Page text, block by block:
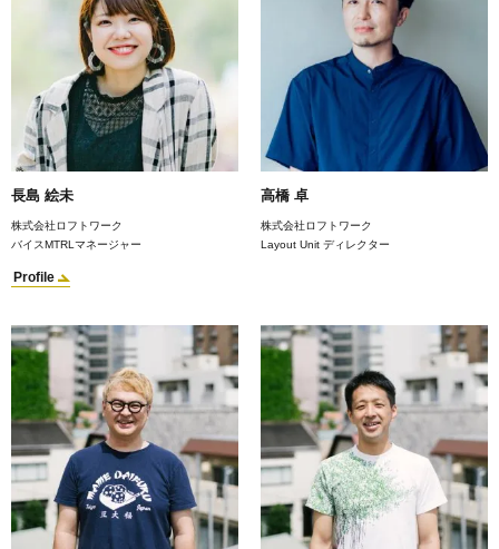
長島 絵未
株式会社ロフトワーク
バイスMTRLマネージャー
Profile
高橋 卓
株式会社ロフトワーク
Layout Unit ディレクター